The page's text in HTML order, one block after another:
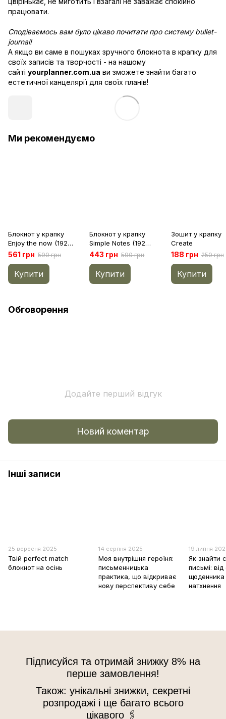
працювати.
Сподіваємось вам було цікаво почитати про систему bullet-
journal!
А якщо ви саме в пошуках зручного блокнота в крапку для
своїх записів та творчості - на нашому
сайті yourplanner.com.ua ви зможете знайти багато
естетичної канцелярії для своїх планів!
Ми рекомендуємо
Блокнот у крапку
Enjoy the now (192
сторінки)
561 грн 590 грн
Купити
Блокнот у крапку
Simple Notes (192
сторінки)
443 грн 590 грн
Купити
Зошит у крапку
Create
188 грн 250 грн
Купити
Обговорення
Додайте перший відгук
Новий коментар
Інші записи
25 вересня 2025
Твій perfect match
блокнот на осінь
14 серпня 2025
Моя внутрішня героїня:
письменницька
практика, що відкриває
нову перспективу себе
19 липня
Як знайти
письмі:
щоденника
натхнення
Підписуйся та отримай знижку 8% на
перше замовлення!
Також: унікальні знижки, секретні
розпродажі і ще багато всього
цікавого 🖇